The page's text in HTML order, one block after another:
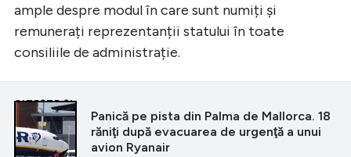
ample despre modul în care sunt numiți și
remunerați reprezentanții statului în toate
consiliile de administrație.
CITEȘTE ȘI
Panică pe pista din Palma de Mallorca. 18
răniţi după evacuarea de urgenţă a unui
avion Ryanair